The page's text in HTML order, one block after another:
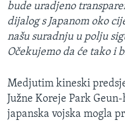
bude uradjeno
dijalog s Japanom oko
našu suradnju u polju
Očekujemo da će tako i
Medjutim kineski
Južne Koreje Park
japanska vojska mogla